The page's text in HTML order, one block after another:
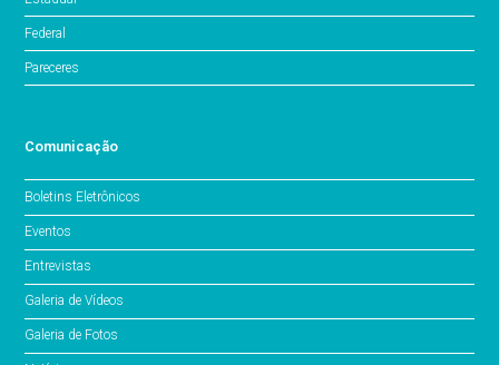
Federal
Pareceres
Comunicação
Boletins Eletrônicos
Eventos
Entrevistas
Galeria de Vídeos
Galeria de Fotos